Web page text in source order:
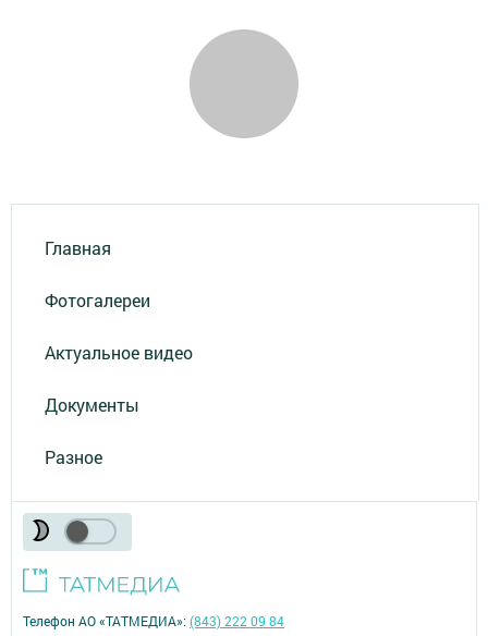
Главная
Фотогалереи
Актуальное видео
Документы
Разное
Телефон АО «ТАТМЕДИА»:(843) 222 09 84